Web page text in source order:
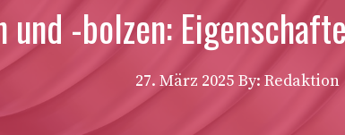
-bolzen:
27. März 2025 By: Redaktion